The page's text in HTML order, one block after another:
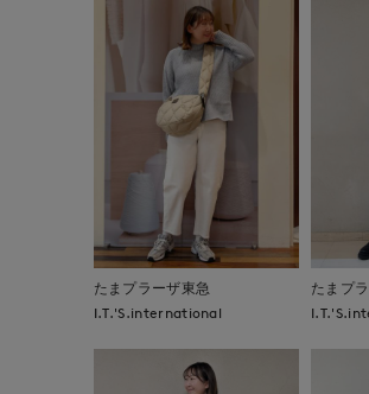
たまプラーザ東急
I.T.'S.international
たまプ